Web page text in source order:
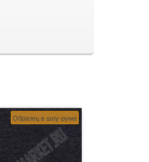
Образец в шоу-руме